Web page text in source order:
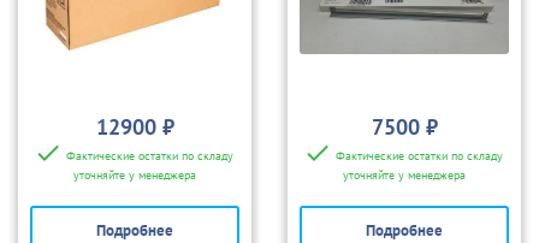
12900 ₽
Фактические остатки по складу
уточняйте у менеджера
Подробнее
7500 ₽
Фактические остатки по складу
уточняйте у менеджера
Подробнее